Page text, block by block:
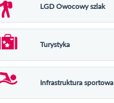
LGD Owocowy szlak
Turystyka
Infrastruktura sportowa